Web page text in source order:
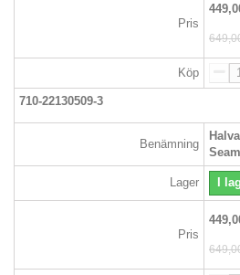
Pris
Köp
710-22130509-3
Benämning
Lager I
Pris